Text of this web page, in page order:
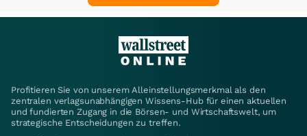
Profitieren Sie von unserem Alleinstellungsmerkmal als den
zentralen verlagsunabhängigen Wissens-Hub für einen aktuellen
und fundierten Zugang in die Börsen- und Wirtschaftswelt, um
strategische Entscheidungen zu treffen.